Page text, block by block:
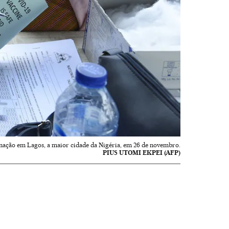
em Lagos, a maior cidade da Nigéria, em 26 de novembro.
PIUS UTOMI EKPEI (AFP)